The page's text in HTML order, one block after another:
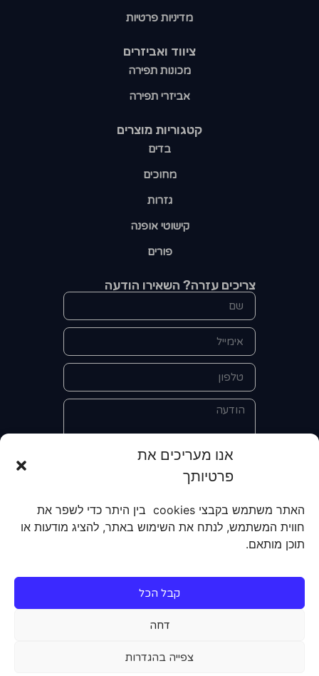
אנו מעריכים את
פרטיותך
האתר משתמש בקבצי cookies בין היתר כדי לשפר את
חווית המשתמש, לנתח את השימוש באתר, להציג מודעות או
תוכן מותאם.
קבל הכל
דחה
צפייה בהגדרות
קטגוריות מוצרים​
בדים
מחוכים
גזרות
קישוטי אופנה
פורים
ציווד ואביזרים
מכונות תפירה
אביזרי תפירה
מדיניות פרטיות
צריכים עזרה? השאירו הודעה
אני מאשר/ת את מסירת הפרטים
קבלת מידע על מוצרים, שירותים, מועדון
לקוחות. אני מודע/ת שאוכל לבטל את
הרישום שלי בכל עת ושעל מסירת הפרטים